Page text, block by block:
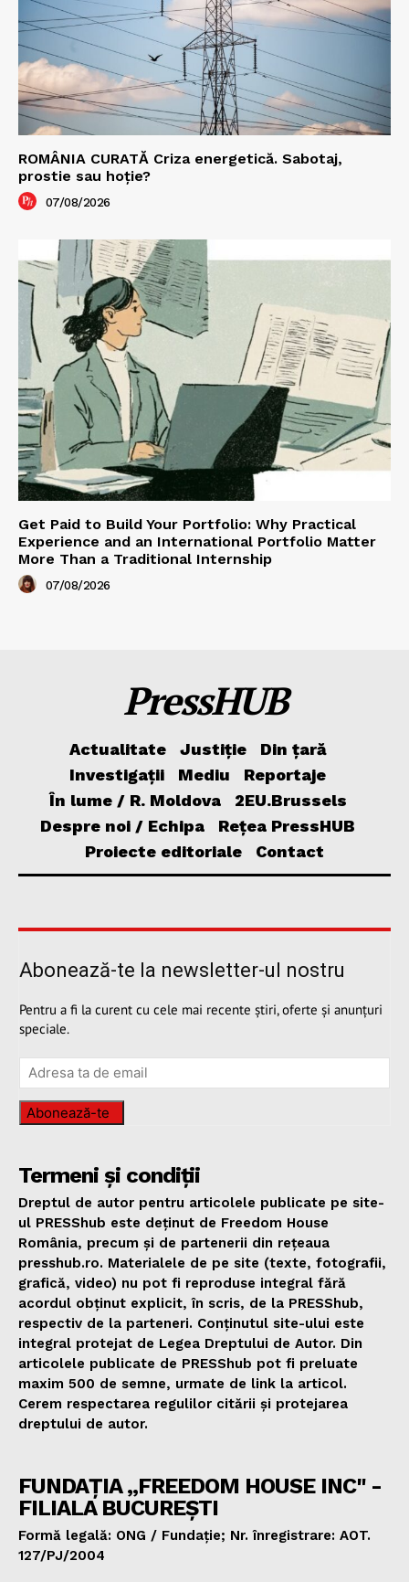
ROMÂNIA CURATĂ Criza energetică. Sabotaj,
prostie sau hoție?
07/08/2026
Get Paid to Build Your Portfolio: Why Practical
Experience and an International Portfolio Matter
More Than a Traditional Internship
07/08/2026
PressHUB
Actualitate Justiție
Din țară
Investigații
Mediu
Reportaje
În lume / R. Moldova
2EU.Brussels
Despre noi / Echipa
Rețea PressHUB
Proiecte editoriale
Contact
Abonează-te la newsletter-ul nostru
Pentru a fi la curent cu cele mai recente știri, oferte și anunțuri
speciale.
Abonează-te
Termeni și condiții
Dreptul de autor pentru articolele publicate pe site-
ul PRESShub este deținut de Freedom House
România, precum și de partenerii din rețeaua
presshub.ro. Materialele de pe site (texte, fotografii,
grafică, video) nu pot fi reproduse integral fără
acordul obținut explicit, în scris, de la PRESShub,
respectiv de la parteneri. Conținutul site-ului este
integral protejat de Legea Dreptului de Autor. Din
articolele publicate de PRESShub pot fi preluate
maxim 500 de semne, urmate de link la articol.
Cerem respectarea regulilor citării și protejarea
dreptului de autor.
FUNDAȚIA „FREEDOM HOUSE INC" -
FILIALA BUCUREȘTI
Formă legală: ONG / Fundație; Nr. înregistrare: AOT.
127/PJ/2004